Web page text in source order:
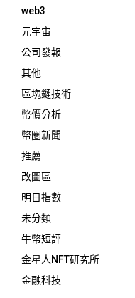
web3
元宇宙
公司發報
其他
區塊鏈技術
幣價分析
幣圈新聞
推薦
改圖區
明日指數
未分類
牛幣短評
金星人NFT研究所
金融科技